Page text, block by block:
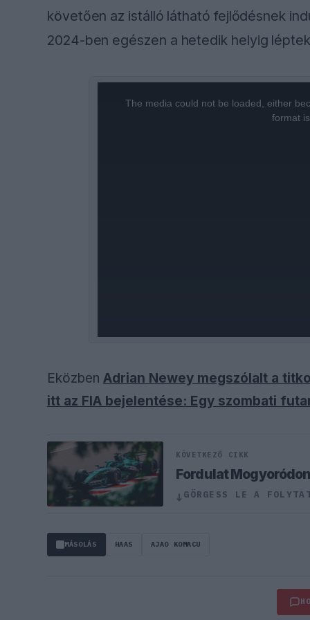
követően az istálló látható fejlődésnek
2024-ben egészen a hetedik helyig
The media could not be loaded, either
format
Eközben Adrian Newey megszólalt a
itt az FIA bejelentése: Egy szombati
KÖVETKEZŐ CIKK
Fordulat
↓ GÖRGESS LE A
MÁSOLÁS HAAS AJAO KOMACU